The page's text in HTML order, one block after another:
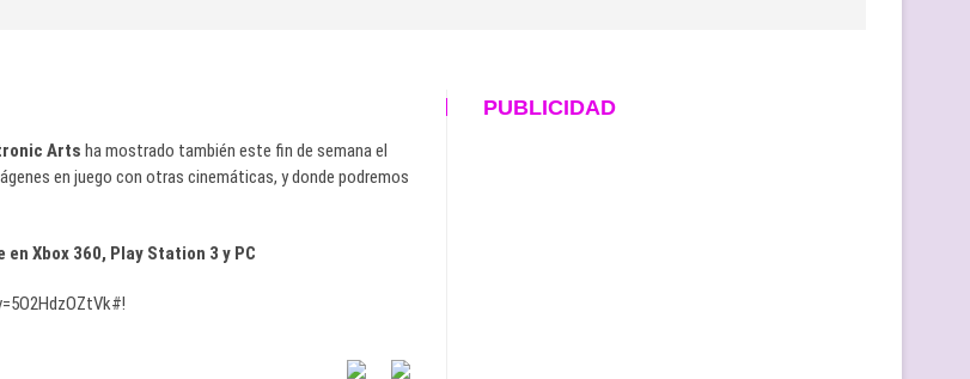
Arts ha mostrado también este fin de semana el
en juego con otras cinemáticas, y donde podremos
en Xbox 360, Play Station 3 y PC
PUBLICIDAD